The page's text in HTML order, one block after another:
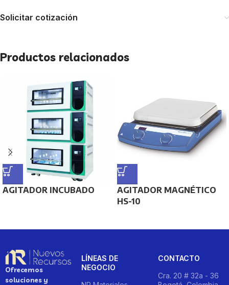
Solicitar cotización
Productos relacionados
AGITADOR INCUBADO
AGITADOR MAGNÉTICO
HS-10
Ofrecemos
soluciones y
LÍNEAS DE
NEGOCIO
CONTACTO
Cra. 20 # 32a - 36